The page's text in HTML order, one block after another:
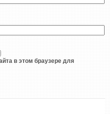
в этом браузере для